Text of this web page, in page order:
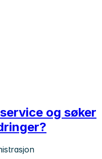
og søker